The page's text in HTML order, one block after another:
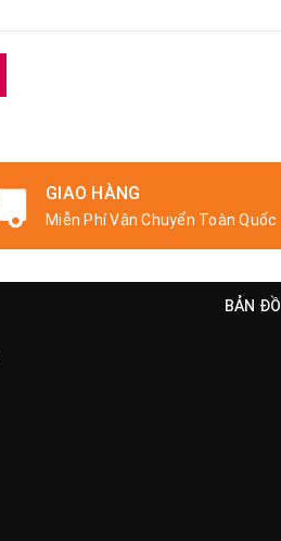
GIAO HÀNG
Miễn Phí Vận Chuyển Toàn Quốc
BẢN ĐỒ